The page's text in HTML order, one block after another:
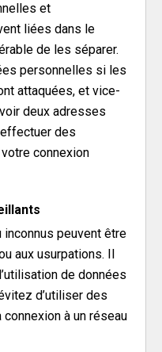
et
liées dans le
de les séparer.
personnelles si les
attaquées, et vice-
deux adresses
des
connexion
peuvent être
aux usurpations. Il
de données
d’utiliser des
à un réseau